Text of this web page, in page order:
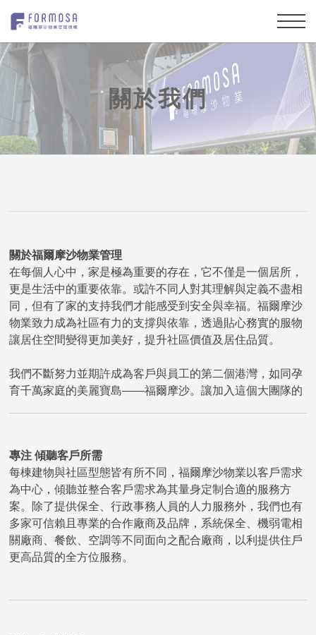
關於我們
關於福爾摩沙物業管理
在每個人心中，家是極為重要的存在，它不僅是一個居所，
更是生活中的重要依靠。或許不同人對其理解與定義不盡相
同，但有了家的支持我們才能感受到安全與幸福。福爾摩沙
物業致力成為社區有力的支撐與依靠，透過貼心務實的服物
讓居住空間變得更加美好，提升社區價值及居住品質。
我們不斷努力並期許成為客戶與員工的第二個港灣，如同孕
育千萬家庭的美麗寶島——福爾摩沙。讓加入這個大團隊的
專注 傾聽客戶所需
每棟建物與社區型態皆有所不同，福爾摩沙物業以客戶需求
為中心，傾聽並整合客戶需求為其量身定制合適的服務方
案。除了提供保全、行政事務人員的人力服務外，我們也有
多家可信賴且專業的合作廠商及品牌，系統保全、機弱電相
關廠商、餐飲、空調等不同面向之配合廠商，以利提供住戶
更高品質的全方位服務。